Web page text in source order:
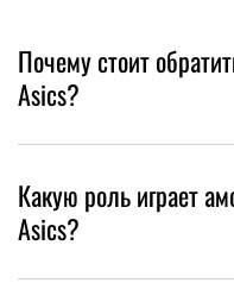
Почему стоит
Asics?
Какую роль играет
Asics?